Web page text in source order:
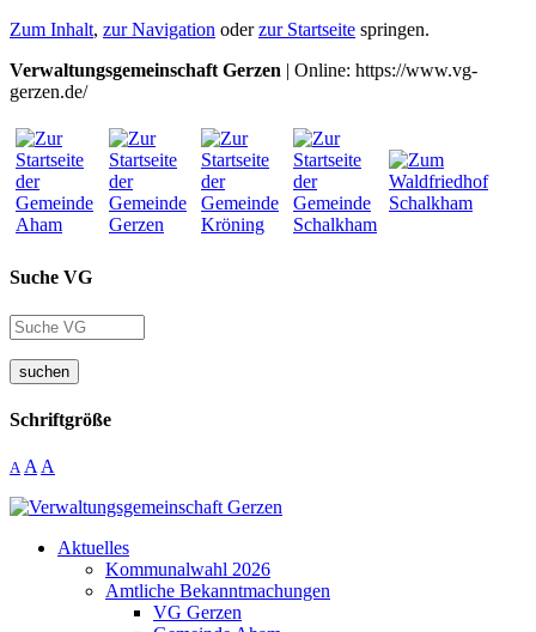
Zum Inhalt, zur Navigation oderzur Startseite springen.
Verwaltungsgemeinschaft Gerzen | Online: https://www.vg-
gerzen.de/
Suche VG
suchen
Schriftgröße
A A A
Aktuelles
Kommunalwahl 2026
Amtliche Bekanntmachungen
VG Gerzen